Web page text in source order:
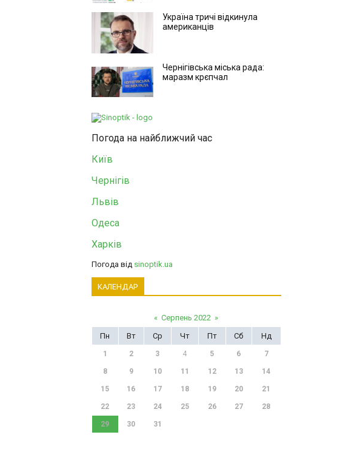
Україна тричі відкинула
американців
Чернігівська міська рада:
маразм крєпчал
Погода на найближчий час
Київ
Чернігів
Львів
Одеса
Харків
Погода від sinoptik.ua
КАЛЕНДАР
« Серпень 2022 »
Пн
Вт Ср Чт Пт Сб Нд
1 2 3 4 5 6 7
8 9 10 11 12 13 14
15 16 17 18 19 20 21
22 23 24 25 26 27 28
29 30 31